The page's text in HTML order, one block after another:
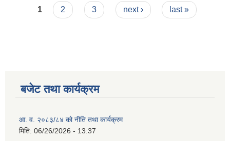
Pages
1 2 3 next › last »
बजेट तथा कार्यक्रम
आ. व. २०८३/८४ को नीति तथा कार्यक्रम
मिति: 06/26/2026 - 13:37